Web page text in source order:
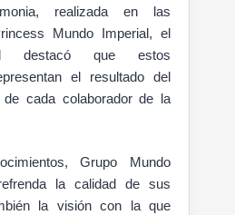
realizada en las
Mundo Imperial, el
destacó que estos
el resultado del
cada colaborador de la
Grupo Mundo
la calidad de sus
la visión con la que